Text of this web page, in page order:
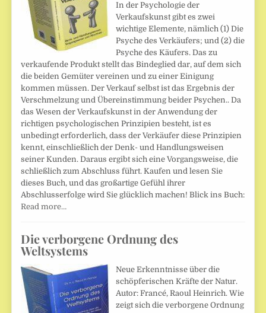
In der Psychologie der
Verkaufskunst gibt es zwei
wichtige Elemente, nämlich (1) Die
Psyche des Verkäufers; und (2) die
Psyche des Käufers. Das zu
verkaufende Produkt stellt das Bindeglied dar, auf dem sich
die beiden Gemüter vereinen und zu einer Einigung
kommen müssen. Der Verkauf selbst ist das Ergebnis der
Verschmelzung und Übereinstimmung beider Psychen.. Da
das Wesen der Verkaufskunst in der Anwendung der
richtigen psychologischen Prinzipien besteht, ist es
unbedingt erforderlich, dass der Verkäufer diese Prinzipien
kennt, einschließlich der Denk- und Handlungsweisen
seiner Kunden. Daraus ergibt sich eine Vorgangsweise, die
schließlich zum Abschluss führt. Kaufen und lesen Sie
dieses Buch, und das großartige Gefühl ihrer
Abschlusserfolge wird Sie glücklich machen! Blick ins Buch:
Read more…
Die verborgene Ordnung des
Weltsystems
Neue Erkenntnisse über die
schöpferischen Kräfte der Natur.
Autor: Francé, Raoul Heinrich. Wie
zeigt sich die verborgene Ordnung